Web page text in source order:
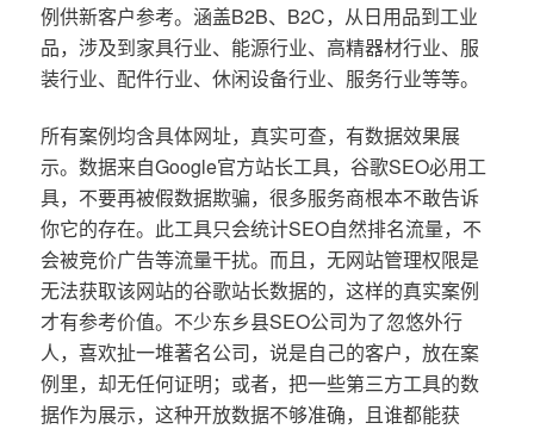
例供新客户参考。涵盖B2B、B2C，从日用品到工业
品，涉及到家具行业、能源行业、高精器材行业、服
装行业、配件行业、休闲设备行业、服务行业等等。
所有案例均含具体网址，真实可查，有数据效果展
示。数据来自Google官方站长工具，谷歌SEO必用工
具，不要再被假数据欺骗，很多服务商根本不敢告诉
你它的存在。此工具只会统计SEO自然排名流量，不
会被竞价广告等流量干扰。而且，无网站管理权限是
无法获取该网站的谷歌站长数据的，这样的真实案例
才有参考价值。不少东乡县SEO公司为了忽悠外行
人，喜欢扯一堆著名公司，说是自己的客户，放在案
例里，却无任何证明；或者，把一些第三方工具的数
据作为展示，这种开放数据不够准确，且谁都能获